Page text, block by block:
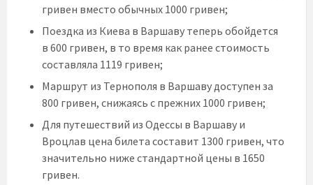
гривен вместо обычных 1000 гривен;
Поездка из Киева в Варшаву теперь обойдется
в 600 гривен, в то время как ранее стоимость
составляла 1119 гривен;
Маршрут из Тернополя в Варшаву доступен за
800 гривен, снижаясь с прежних 1000 гривен;
Для путешествий из Одессы в Варшаву и
Вроцлав цена билета составит 1300 гривен, что
значительно ниже стандартной цены в 1650
гривен.